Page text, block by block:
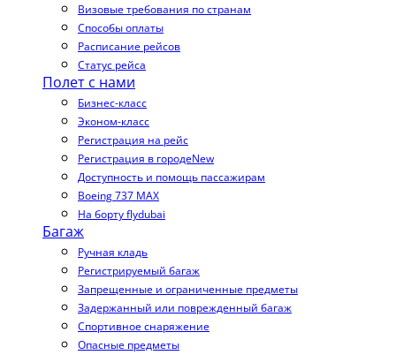
Визовые требования по странам
Способы оплаты
Расписание рейсов
Статус рейса
Полет с нами
Бизнес-класс
Эконом-класс
Регистрация на рейс
Регистрация в городеNew
Доступность и помощь пассажирам
Boeing 737 MAX
На борту flydubai
Багаж
Ручная кладь
Регистрируемый багаж
Запрещенные и ограниченные предметы
Задержанный или поврежденный багаж
Спортивное снаряжение
Опасные предметы